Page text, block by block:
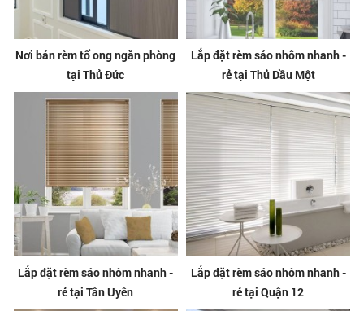
Nơi bán rèm tổ ong ngăn phòng
tại Thủ Đức
Lắp đặt rèm sáo nhôm nhanh -
rẻ tại Thủ Dầu Một
Lắp đặt rèm sáo nhôm nhanh -
rẻ tại Tân Uyên
Lắp đặt rèm sáo nhôm nhanh -
rẻ tại Quận 12